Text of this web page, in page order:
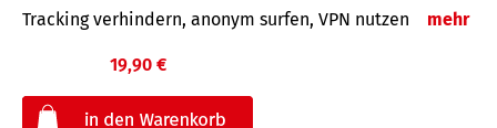
Tracking verhindern, anonym surfen, VPN nutzen mehr
19,90 €